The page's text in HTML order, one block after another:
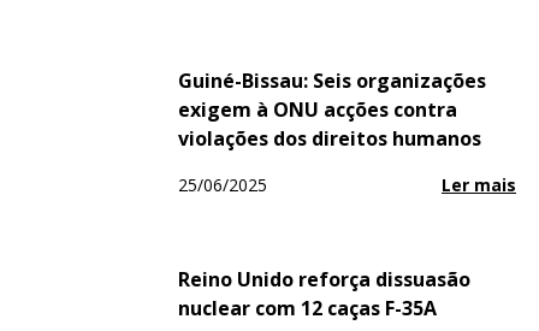
Guiné-Bissau: Seis organizações
exigem à ONU acções contra
violações dos direitos humanos
25/06/2025 Ler mais
Reino Unido reforça dissuasão
nuclear com 12 caças F-35A